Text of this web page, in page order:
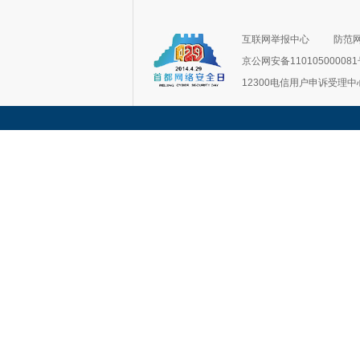
互联网举报中心
防范
京公网安备110105000081
12300电信用户申诉受理中